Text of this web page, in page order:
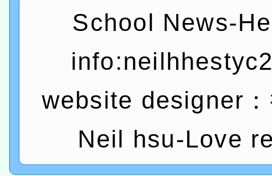
有關大陸委員會函釋公務
研究院辦理「115年表揚
位及節水達人選拔活動」
115年8月22日(星期六)辦
市孔廟祈福系列活動—儒
航」
2026年桃園地景藝術節教
「2026桃園藝術巡演」活
宜
轉知教育部國民及學前教
School News-
website designer
Neil hsu-Love